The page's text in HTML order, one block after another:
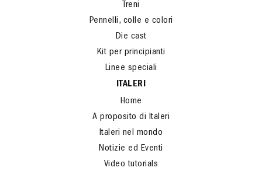
Treni
Pennelli, colle e colori
Die cast
Kit per principianti
Linee speciali
ITALERI
Home
A proposito di Italeri
Italeri nel mondo
Notizie ed Eventi
Video tutorials